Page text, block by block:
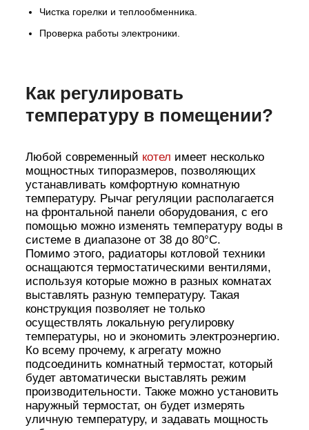
Чистка горелки и теплообменника.
Проверка работы электроники.
Как регулировать
температуру в помещении?
Любой современный котел имеет несколько
мощностных типоразмеров, позволяющих
устанавливать комфортную комнатную
температуру. Рычаг регуляции располагается
на фронтальной панели оборудования, с его
помощью можно изменять температуру воды в
системе в диапазоне от 38 до 80°C.
Помимо этого, радиаторы котловой техники
оснащаются термостатическими вентилями,
используя которые можно в разных комнатах
выставлять разную температуру. Такая
конструкция позволяет не только
осуществлять локальную регулировку
температуры, но и экономить электроэнергию.
Ко всему прочему, к агрегату можно
подсоединить комнатный термостат, который
будет автоматически выставлять режим
производительности. Также можно установить
наружный термостат, он будет измерять
уличную температуру, и задавать мощность